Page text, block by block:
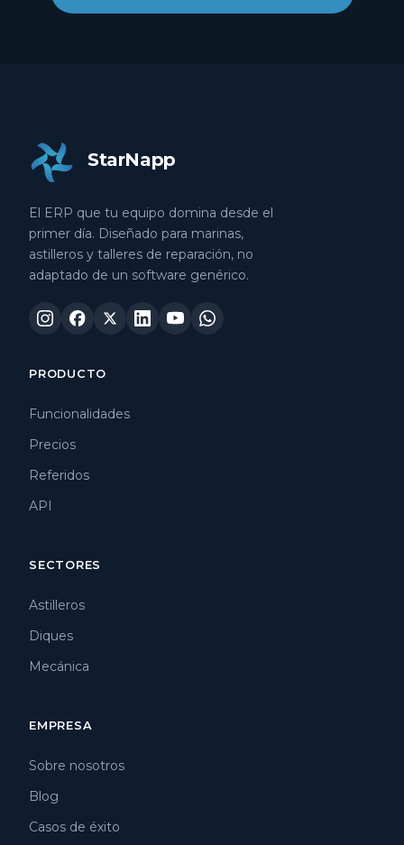
StarNapp
El ERP que tu equipo domina desde el
primer día. Diseñado para marinas,
astilleros y talleres de reparación, no
adaptado de un software genérico.
PRODUCTO
Funcionalidades
Precios
Referidos
API
SECTORES
Astilleros
Diques
Mecánica
EMPRESA
Sobre nosotros
Blog
Casos de éxito